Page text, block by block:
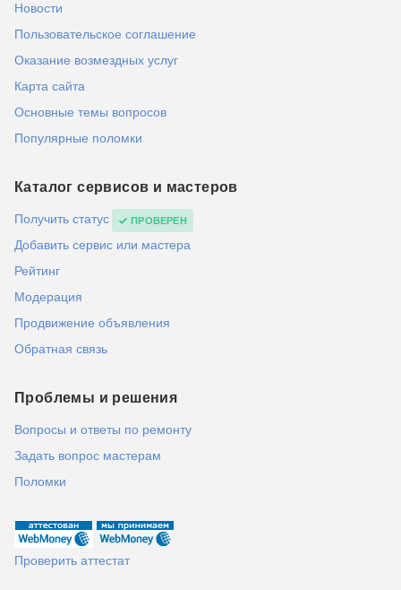
Новости
Пользовательское соглашение
Оказание возмездных услуг
Карта сайта
Основные темы вопросов
Популярные поломки
Каталог сервисов и мастеров
Получить статус ПРОВЕРЕН
Добавить сервис или мастера
Рейтинг
Модерация
Продвижение объявления
Обратная связь
Проблемы и решения
Вопросы и ответы по ремонту
Задать вопрос мастерам
Поломки
Проверить аттестат